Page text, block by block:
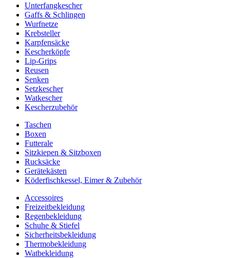
Unterfangkescher
Gaffs & Schlingen
Wurfnetze
Krebsteller
Karpfensäcke
Kescherköpfe
Lip-Grips
Reusen
Senken
Setzkescher
Watkescher
Kescherzubehör
Taschen
Boxen
Futterale
Sitzkiepen & Sitzboxen
Rucksäcke
Gerätekästen
Köderfischkessel, Eimer & Zubehör
Accessoires
Freizeitbekleidung
Regenbekleidung
Schuhe & Stiefel
Sicherheitsbekleidung
Thermobekleidung
Watbekleidung